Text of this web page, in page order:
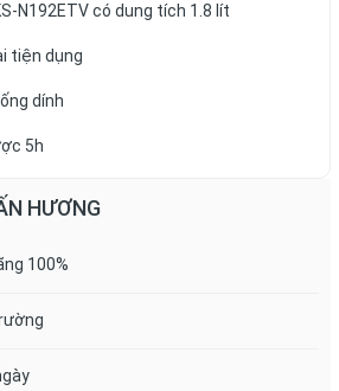
N192ETV có dung tích 1.8 lít
tiện dụng
dính
5h
HƯƠNG
100%